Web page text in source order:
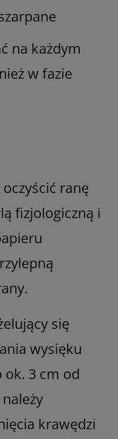
na każdym
w fazie
ranę
fizjologiczną i
się
wysięku
ok. 3 cm od
krawędzi